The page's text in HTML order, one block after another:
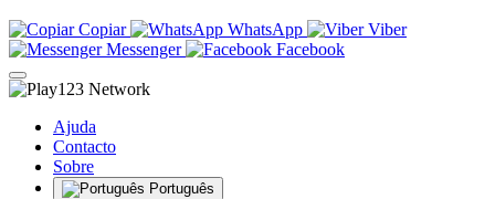
Copiar WhatsApp
Viber
Messenger
Facebook
Ajuda
Contacto
Sobre
Português